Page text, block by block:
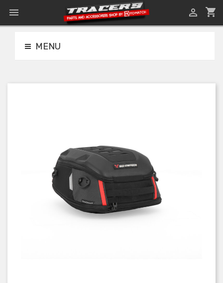
 shopping_cart

MENU